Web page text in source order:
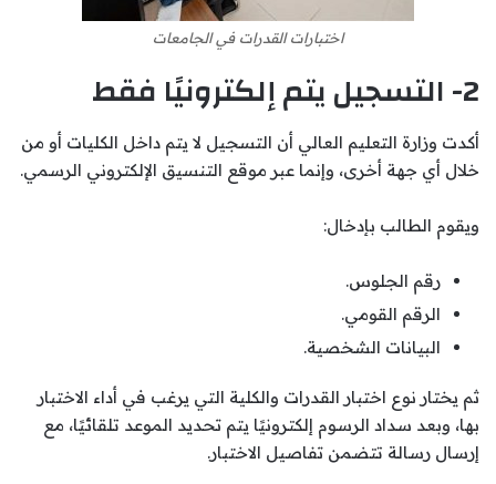
اختبارات القدرات في الجامعات
2- التسجيل يتم إلكترونيًا فقط
أكدت وزارة التعليم العالي أن التسجيل لا يتم داخل الكليات أو من
خلال أي جهة أخرى، وإنما عبر موقع التنسيق الإلكتروني الرسمي.
ويقوم الطالب بإدخال:
رقم الجلوس.
الرقم القومي.
البيانات الشخصية.
ثم يختار نوع اختبار القدرات والكلية التي يرغب في أداء الاختبار
بها، وبعد سداد الرسوم إلكترونيًا يتم تحديد الموعد تلقائيًا، مع
إرسال رسالة تتضمن تفاصيل الاختبار.